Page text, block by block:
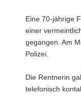
Eine 70-jährige
einer
gegangen. Am
Polizei.
Die Rentnerin
telefonisch